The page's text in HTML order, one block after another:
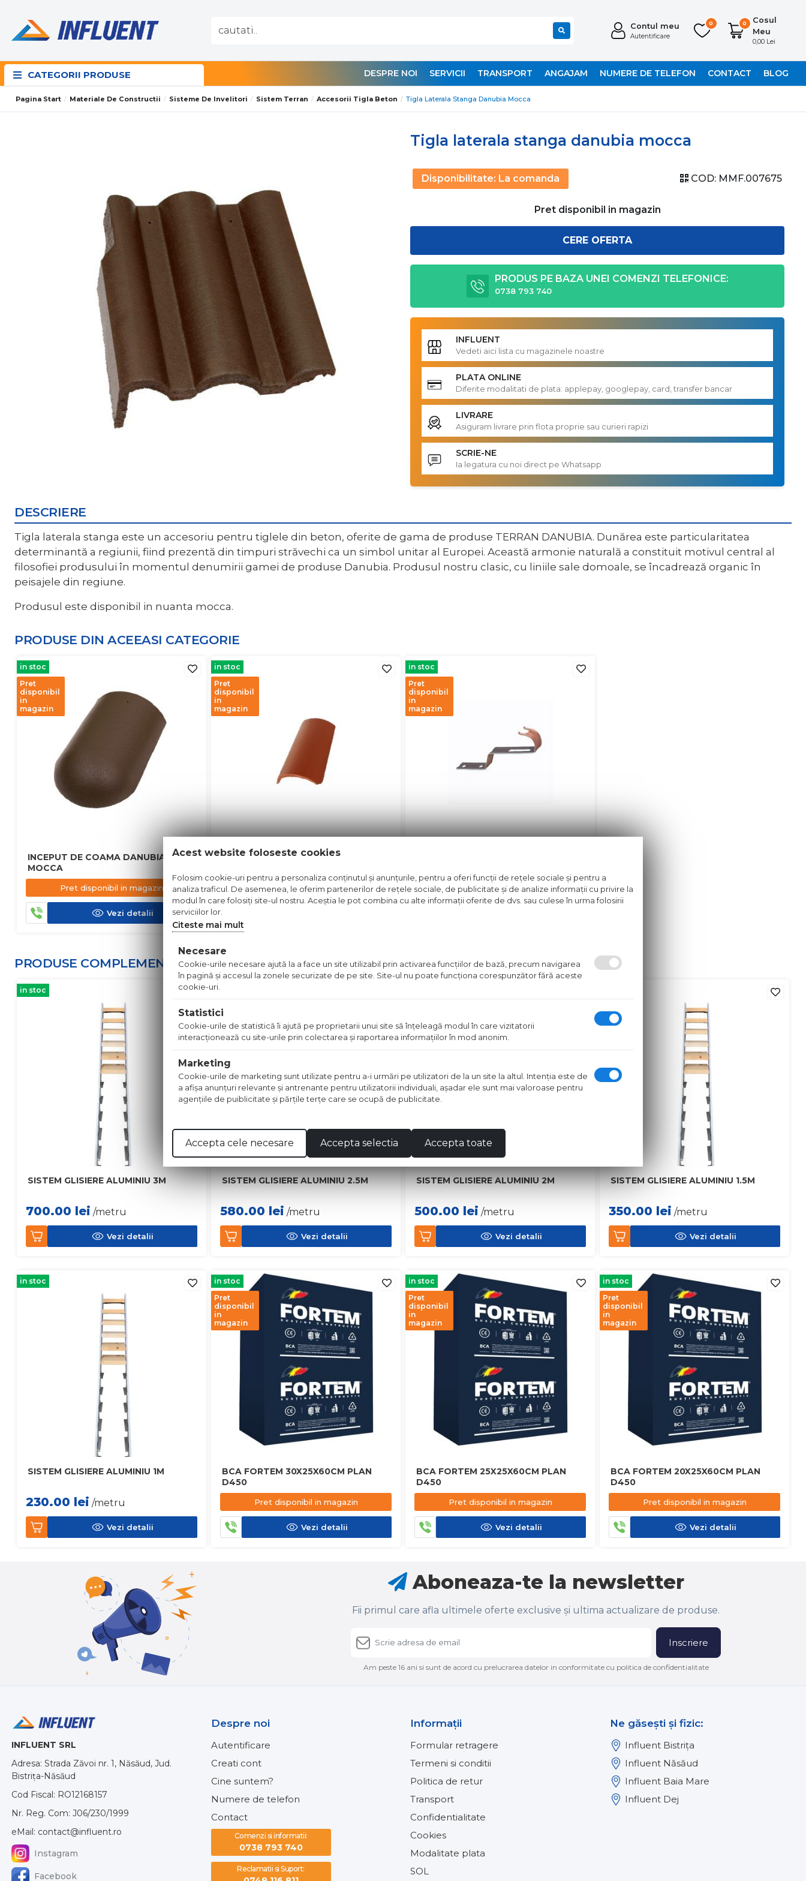
Contul meu
Autentificare
0 0
Cosul
Meu
0,00 Lei
CATEGORII PRODUSE DESPRE NOI SERVICII TRANSPORT ANGAJAM NUMERE DE TELEFON CONTACT BLOG
Pagina Start Materiale De Constructii Sisteme De Invelitori Sistem Terran Accesorii Tigla Beton Tigla Laterala Stanga Danubia Mocca
Tigla laterala stanga danubia mocca
Disponibilitate: La comanda COD: MMF.007675
Pret disponibil in magazin
CERE OFERTA
PRODUS PE BAZA UNEI COMENZI TELEFONICE:
0738 793 740
INFLUENT
Vedeti aici lista cu magazinele noastre
PLATA ONLINE
Diferite modalitati de plata: applepay, googlepay, card, transfer bancar
LIVRARE
Asiguram livrare prin flota proprie sau curieri rapizi
SCRIE-NE
Ia legatura cu noi direct pe Whatsapp
DESCRIERE
Tigla laterala stanga este un accesoriu pentru tiglele din beton, oferite de gama de produse TERRAN DANUBIA. Dunărea este particularitatea
determinantă a regiunii, fiind prezentă din timpuri străvechi ca un simbol unitar al Europei. Această armonie naturală a constituit motivul central al
filosofiei produsului în momentul denumirii gamei de produse Danubia. Produsul nostru clasic, cu liniile sale domoale, se încadrează organic în
peisajele din regiune.
Produsul este disponibil in nuanta mocca.
PRODUSE DIN ACEEASI CATEGORIE
in stoc
Pret
disponibil
in
magazin
INCEPUT DE COAMA DANUBIA
MOCCA
Pret disponibil in magazin
Vezi detalii
in stoc
Pret
disponibil
in
magazin
COAMA DANUBIA CARBON
Pret disponibil in magazin
in stoc
Pret
disponibil
in
magazin
Pret disponibil in magazin
PRODUSE COMPLEMENTARE
in stoc
SISTEM GLISIERE ALUMINIU 3M
700.00 lei /metru
Vezi detalii
in stoc
SISTEM GLISIERE ALUMINIU 2.5M
580.00 lei /metru
Vezi detalii
SISTEM GLISIERE ALUMINIU 2M
500.00 lei /metru
Vezi detalii
SISTEM GLISIERE ALUMINIU 1.5M
350.00 lei /metru
Vezi detalii
in stoc
SISTEM GLISIERE ALUMINIU 1M
230.00 lei /metru
Vezi detalii
in stoc
Pret
disponibil
in
magazin
BCA FORTEM 30X25X60CM PLAN
D450
Pret disponibil in magazin
Vezi detalii
in stoc
Pret
disponibil
in
magazin
BCA FORTEM 25X25X60CM PLAN
D450
Pret disponibil in magazin
Vezi detalii
in stoc
Pret
disponibil
in
magazin
BCA FORTEM 20X25X60CM PLAN
D450
Pret disponibil in magazin
Vezi detalii
Aboneaza-te la newsletter
Fii primul care afla ultimele oferte exclusive și ultima actualizare de produse.
Inscriere
Am peste 16 ani si sunt de acord cu prelucrarea datelor in conformitate cu politica de confidentialitate
INFLUENT SRL
Adresa: Strada Zăvoi nr. 1, Năsăud, Jud.
Bistrița-Năsăud
Cod Fiscal: RO12168157
Nr. Reg. Com: J06/230/1999
eMail: contact@influent.ro
Instagram
Facebook
Despre noi
Autentificare
Creati cont
Cine suntem?
Numere de telefon
Contact
Comenzi si informatii:
0738 793 740
Reclamatii si Suport:
Informaţii
Formular retragere
Termeni si conditii
Politica de retur
Transport
Confidentialitate
Cookies
Modalitate plata
SOL
Ne găsești și fizic:
Influent Bistrița
Influent Năsăud
Influent Baia Mare
Influent Dej
Acest website foloseste cookies
Folosim cookie-uri pentru a personaliza conținutul și anunțurile, pentru a oferi funcții de rețele sociale și pentru a
analiza traficul. De asemenea, le oferim partenerilor de rețele sociale, de publicitate și de analize informații cu privire la
modul în care folosiți site-ul nostru. Aceștia le pot combina cu alte informații oferite de dvs. sau culese în urma folosirii
serviciilor lor.
Citeste mai mult
Necesare
Cookie-urile necesare ajută la a face un site utilizabil prin activarea funcţiilor de bază, precum navigarea
în pagină şi accesul la zonele securizate de pe site. Site-ul nu poate funcţiona corespunzător fără aceste
cookie-uri.
Statistici
Cookie-urile de statistică îi ajută pe proprietarii unui site să înţeleagă modul în care vizitatorii
interacţionează cu site-urile prin colectarea şi raportarea informaţiilor în mod anonim.
Marketing
Cookie-urile de marketing sunt utilizate pentru a-i urmări pe utilizatori de la un site la altul. Intenţia este de
a afişa anunţuri relevante şi antrenante pentru utilizatorii individuali, aşadar ele sunt mai valoroase pentru
agenţiile de puiblicitate şi părţile terţe care se ocupă de publicitate.
Accepta cele necesare Accepta selectia Accepta toate